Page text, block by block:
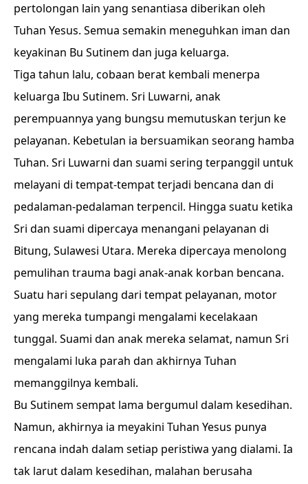
pertolongan lain yang senantiasa diberikan oleh
Tuhan Yesus. Semua semakin meneguhkan iman dan
keyakinan Bu Sutinem dan juga keluarga.
Tiga tahun lalu, cobaan berat kembali menerpa
keluarga Ibu Sutinem. Sri Luwarni, anak
perempuannya yang bungsu memutuskan terjun ke
pelayanan. Kebetulan ia bersuamikan seorang hamba
Tuhan. Sri Luwarni dan suami sering terpanggil untuk
melayani di tempat-tempat terjadi bencana dan di
pedalaman-pedalaman terpencil. Hingga suatu ketika
Sri dan suami dipercaya menangani pelayanan di
Bitung, Sulawesi Utara. Mereka dipercaya menolong
pemulihan trauma bagi anak-anak korban bencana.
Suatu hari sepulang dari tempat pelayanan, motor
yang mereka tumpangi mengalami kecelakaan
tunggal. Suami dan anak mereka selamat, namun Sri
mengalami luka parah dan akhirnya Tuhan
memanggilnya kembali.
Bu Sutinem sempat lama bergumul dalam kesedihan.
Namun, akhirnya ia meyakini Tuhan Yesus punya
rencana indah dalam setiap peristiwa yang dialami. Ia
tak larut dalam kesedihan, malahan berusaha